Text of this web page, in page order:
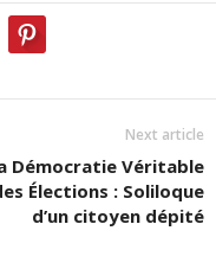
Next article
Démocratie Véritable
Élections : Soliloque
d’un citoyen dépité